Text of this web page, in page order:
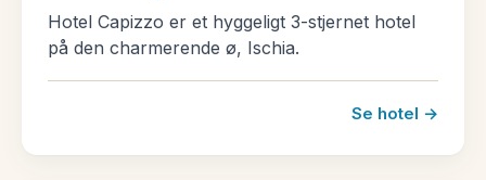
Hotel Capizzo er et hyggeligt 3-stjernet hotel
på den charmerende ø, Ischia.
Se hotel →